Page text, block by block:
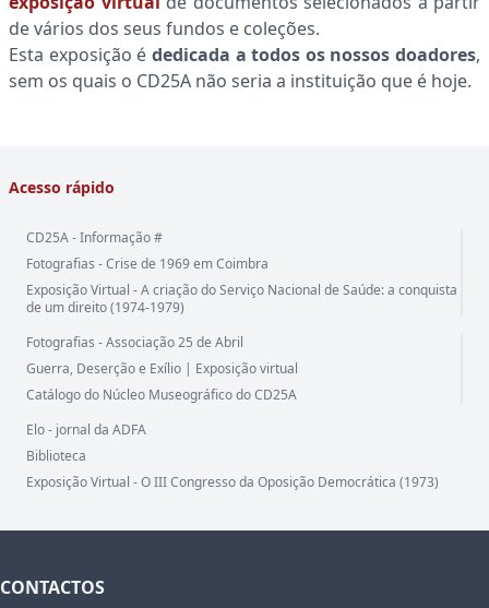
de vários dos seus fundos e coleções.
Esta exposição é dedicada a todos os nossos doadores,
sem os quais o CD25A não seria a instituição que é hoje.
Acesso rápido
CD25A - Informação #
Fotografias - Crise de 1969 em Coimbra
Exposição Virtual - A criação do Serviço Nacional de Saúde: a conquista
de um direito (1974-1979)
Fotografias - Associação 25 de Abril
Guerra, Deserção e Exílio | Exposição virtual
Catálogo do Núcleo Museográfico do CD25A
Elo - jornal da ADFA
Biblioteca
Exposição Virtual - O III Congresso da Oposição Democrática (1973)
CONTACTOS